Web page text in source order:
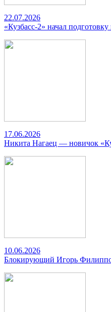
22.07.2026
«Кузбасс-2» начал
17.06.2026
Никита Нагаец — новичок
10.06.2026
Блокирующий Игорь